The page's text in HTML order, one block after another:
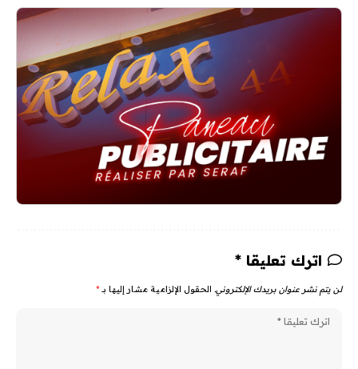
اترك تعليقا *
لن يتم نشر عنوان بريدك الإلكتروني. الحقول الإلزامية مشار إليها بـ *